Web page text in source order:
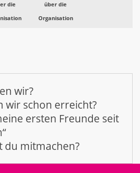
die
über die
Organisation
wir?
wir schon erreicht?
ersten Freunde seit
du mitmachen?